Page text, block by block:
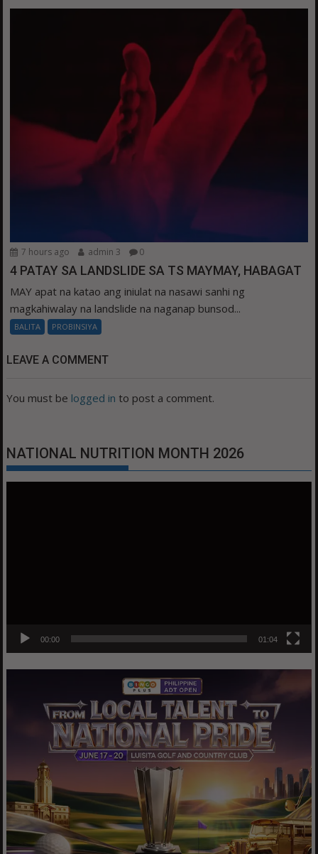
7 hours ago admin 3 0
4 PATAY SA LANDSLIDE SA TS MAYMAY, HABAGAT
MAY apat na katao ang iniulat na nasawi sanhi ng
magkahiwalay na landslide na naganap bunsod...
BALITA PROBINSIYA
LEAVE A COMMENT
You must be logged in to post a comment.
NATIONAL NUTRITION MONTH 2026
00:00 01:04